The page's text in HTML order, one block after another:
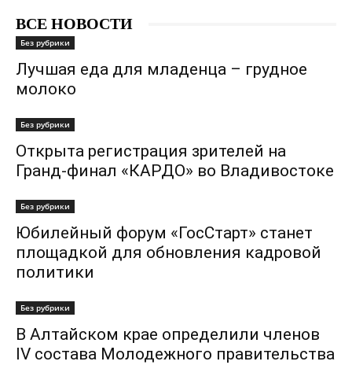
ВСЕ НОВОСТИ
Без рубрики
Лучшая еда для младенца – грудное
молоко
Без рубрики
Открыта регистрация зрителей на
Гранд-финал «КАРДО» во Владивостоке
Без рубрики
Юбилейный форум «ГосСтарт» станет
площадкой для обновления кадровой
политики
Без рубрики
В Алтайском крае определили членов
IV состава Молодежного правительства